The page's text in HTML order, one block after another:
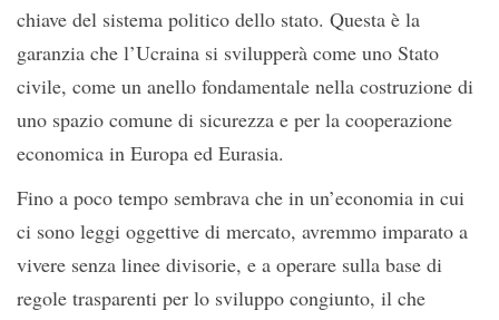
chiave del sistema politico dello stato. Questa è la
garanzia che l’Ucraina si svilupperà come uno Stato
civile, come un anello fondamentale nella costruzione di
uno spazio comune di sicurezza e per la cooperazione
economica in Europa ed Eurasia.
Fino a poco tempo sembrava che in un’economia in cui
ci sono leggi oggettive di mercato, avremmo imparato a
vivere senza linee divisorie, e a operare sulla base di
regole trasparenti per lo sviluppo congiunto, il che